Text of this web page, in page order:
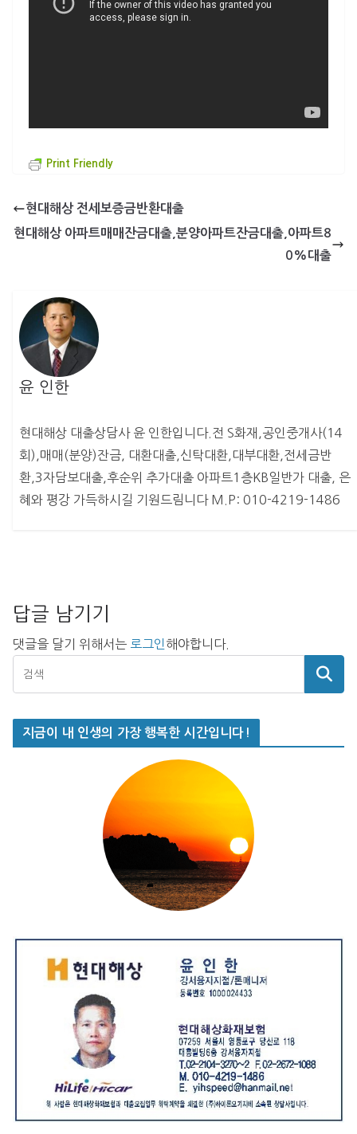
Print Friendly
현대해상 전세보증금반환대출
현대해상 아파트매매잔금대출,분양아파트잔금대출,아파트8
0%대출
윤 인한
현대해상 대출상담사 윤 인한입니다.전 S화재,공인중개사(14
회),매매(분양)잔금, 대환대출,신탁대환,대부대환,전세금반
환,3자담보대출,후순위 추가대출 아파트1층KB일반가 대출, 은
혜와 평강 가득하시길 기원드림니다 M.P: 010-4219-1486
답글 남기기
댓글을 달기 위해서는 로그인 해야합니다.
지금이 내 인생의 가장 행복한 시간입니다!